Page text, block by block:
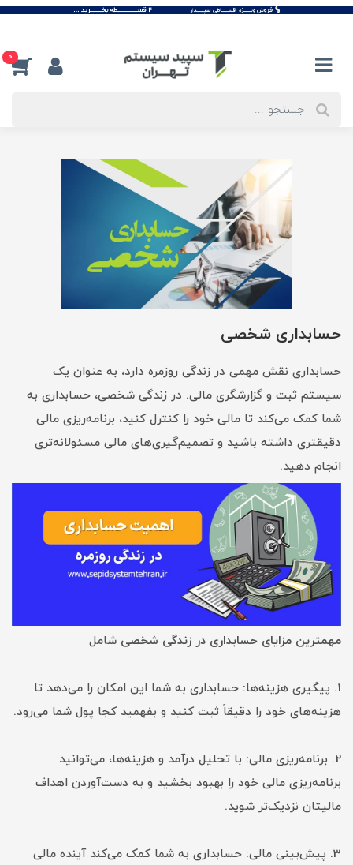
0
حسابداری شخصی
حسابداری نقش مهمی در زندگی روزمره دارد، به عنوان یک
سیستم ثبت و گزارشگری مالی. در زندگی شخصی، حسابداری به
شما کمک می‌کند تا مالی خود را کنترل کنید، برنامه‌ریزی مالی
دقیقتری داشته باشید و تصمیم‌گیری‌های مالی مسئولانه‌تری
انجام دهید.
مهمترین مزایای حسابداری در زندگی شخصی شامل
1. پیگیری هزینه‌ها: حسابداری به شما این امکان را می‌دهد تا
هزینه‌های خود را دقیقاً ثبت کنید و بفهمید کجا پول شما می‌رود.
2. برنامه‌ریزی مالی: با تحلیل درآمد و هزینه‌ها، می‌توانید
برنامه‌ریزی مالی خود را بهبود بخشید و به دست‌آوردن اهداف
مالیتان نزدیک‌تر شوید.
3. پیش‌بینی مالی: حسابداری به شما کمک می‌کند آینده مالی